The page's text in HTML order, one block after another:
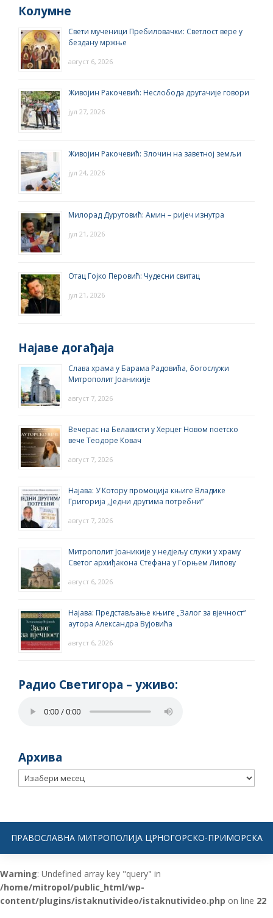
Колумне
Свети мученици Пребиловачки: Светлост вере у
бездану мржње
август 6, 2026
Живојин Ракочевић: Неслобода другачије говори
јул 27, 2026
Живојин Ракочевић: Злочин на заветној земљи
јул 24, 2026
Милорад Дурутовић: Амин – ријеч изнутра
јул 21, 2026
Отац Гојко Перовић: Чудесни свитац
јул 21, 2026
Најаве догађаја
Слава храма у Барама Радовића, богослужи
Митрополит Јоаникије
август 7, 2026
Вечерас на Белависти у Херцег Новом поетско
вече Теодоре Ковач
август 7, 2026
Најава: У Котору промоција књиге Владике
Григорија ,,Једни другима потребни”
август 7, 2026
Митрополит Јоаникије у недјељу служи у храму
Светог архиђакона Стефана у Горњем Липову
август 6, 2026
Најава: Представљање књиге „Залог за вјечност“
аутора Александра Вујовића
август 6, 2026
Радио Светигора – yживо:
Архива
Архива
ПРАВОСЛАВНА МИТРОПОЛИЈА ЦРНОГОРСКО-ПРИМОРСКА
Warning: Undefined array key "query" in
/home/mitropol/public_html/wp-
content/plugins/istaknutivideo/istaknutivideo.php on line 22